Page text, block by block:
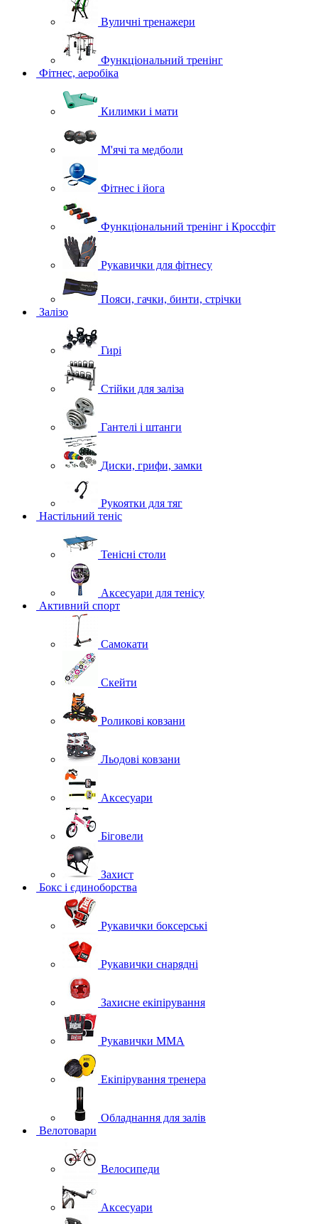
Вуличні тренажери
Функціональний тренінг
Фітнес, аеробіка
Килимки і мати
М'ячі та медболи
Фітнес і йога
Функціональний тренінг і Кроссфіт
Рукавички для фітнесу
Пояси, гачки, бинти, стрічки
Залізо
Гирі
Стійки для заліза
Гантелі і штанги
Диски, грифи, замки
Рукоятки для тяг
Настільний теніс
Тенісні столи
Аксесуари для тенісу
Активний спорт
Самокати
Скейти
Роликові ковзани
Льодові ковзани
Аксесуари
Біговели
Захист
Бокс і єдиноборства
Рукавички боксерські
Рукавички снарядні
Захисне екіпірування
Рукавички ММА
Екіпірування тренера
Обладнання для залів
Велотовари
Велосипеди
Аксесуари